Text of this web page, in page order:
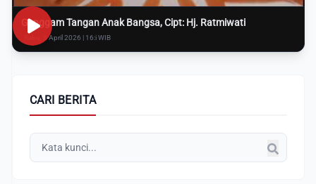
Genggam Tangan Anak Bangsa, Cipt: Hj. Ratmiwati
Rabu, 8 April 2026 | 16:i WIB
CARI BERITA